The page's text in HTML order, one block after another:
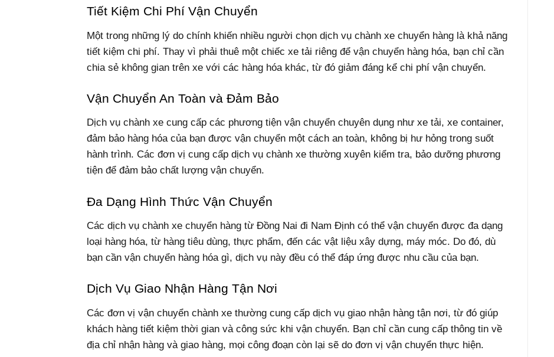
Tiết Kiệm Chi Phí Vận Chuyển
Một trong những lý do chính khiến nhiều người chọn dịch vụ chành xe chuyển hàng là khả năng
tiết kiệm chi phí. Thay vì phải thuê một chiếc xe tải riêng để vận chuyển hàng hóa, bạn chỉ cần
chia sẻ không gian trên xe với các hàng hóa khác, từ đó giảm đáng kể chi phí vận chuyển.
Vận Chuyển An Toàn và Đảm Bảo
Dịch vụ chành xe cung cấp các phương tiện vận chuyển chuyên dụng như xe tải, xe container,
đảm bảo hàng hóa của bạn được vận chuyển một cách an toàn, không bị hư hỏng trong suốt
hành trình. Các đơn vị cung cấp dịch vụ chành xe thường xuyên kiểm tra, bảo dưỡng phương
tiện để đảm bảo chất lượng vận chuyển.
Đa Dạng Hình Thức Vận Chuyển
Các dịch vụ chành xe chuyển hàng từ Đồng Nai đi Nam Định có thể vận chuyển được đa dạng
loại hàng hóa, từ hàng tiêu dùng, thực phẩm, đến các vật liệu xây dựng, máy móc. Do đó, dù
bạn cần vận chuyển hàng hóa gì, dịch vụ này đều có thể đáp ứng được nhu cầu của bạn.
Dịch Vụ Giao Nhận Hàng Tận Nơi
Các đơn vị vận chuyển chành xe thường cung cấp dịch vụ giao nhận hàng tận nơi, từ đó giúp
khách hàng tiết kiệm thời gian và công sức khi vận chuyển. Bạn chỉ cần cung cấp thông tin về
địa chỉ nhận hàng và giao hàng, mọi công đoạn còn lại sẽ do đơn vị vận chuyển thực hiện.